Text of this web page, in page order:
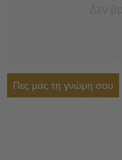
Πες μας τη γνώμη σου